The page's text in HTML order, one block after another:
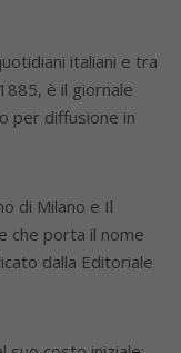
italiani e tra
è il giornale
per diffusione in
di Milano e Il
che porta il nome
dalla Editoriale